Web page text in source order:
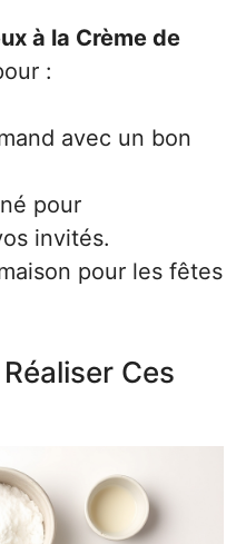
à la Crème de
:
avec un bon
pour
invités.
pour les fêtes
Ces